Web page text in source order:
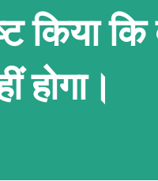
कि
होगा।